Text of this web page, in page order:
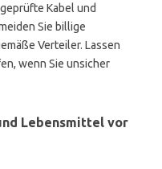
Kabel und
Sie billige
Verteiler. Lassen
wenn Sie unsicher
Lebensmittel vor